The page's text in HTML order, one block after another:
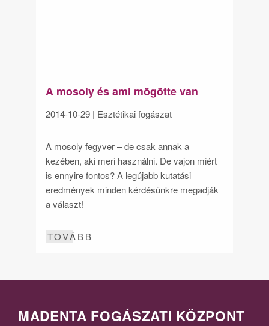
A mosoly és ami mögötte van
2014-10-29 | Esztétikai fogászat
A mosoly fegyver – de csak annak a
kezében, aki meri használni. De vajon miért
is ennyire fontos? A legújabb kutatási
eredmények minden kérdésünkre megadják
a választ!
TOVÁBB
MADENTA FOGÁSZATI KÖZPONT